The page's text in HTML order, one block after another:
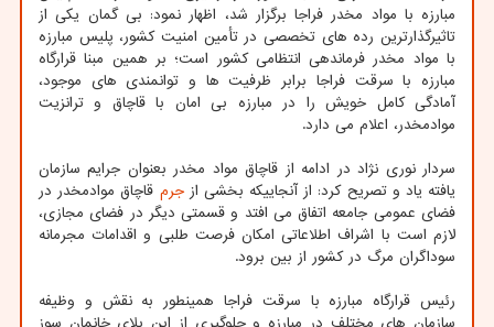
مبارزه با مواد مخدر فراجا برگزار شد، اظهار نمود: بی گمان یکی از
تاثیرگذارترین رده های تخصصی در تأمین امنیت کشور، پلیس مبارزه
با مواد مخدر فرماندهی انتظامی کشور است؛ بر همین مبنا قرارگاه
مبارزه با سرقت فراجا برابر ظرفیت ها و توانمندی های موجود،
آمادگی کامل خویش را در مبارزه بی امان با قاچاق و ترانزیت
موادمخدر، اعلام می دارد.
سردار نوری نژاد در ادامه از قاچاق مواد مخدر بعنوان جرایم سازمان
یافته یاد و تصریح کرد: از آنجاییکه بخشی ازجرم قاچاق موادمخدر در
فضای عمومی جامعه اتفاق می افتد و قسمتی دیگر در فضای مجازی،
لازم است با اشراف اطلاعاتی امکان فرصت طلبی و اقدامات مجرمانه
سوداگران مرگ در کشور از بین برود.
رئیس قرارگاه مبارزه با سرقت فراجا همینطور به نقش و وظیفه